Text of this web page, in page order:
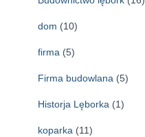
dom (10)
firma (5)
Firma budowlana (5)
Historja Lęborka (1)
koparka (11)